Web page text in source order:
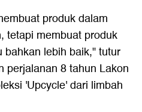
produk dalam
tetapi membuat produk
lebih baik," tutur
perjalanan 8 tahun Lakon
'Upcycle' dari limbah